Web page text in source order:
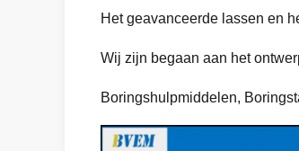
Het geavanceerde lassen en
Wij zijn begaan aan het
Boringshulpmiddelen,